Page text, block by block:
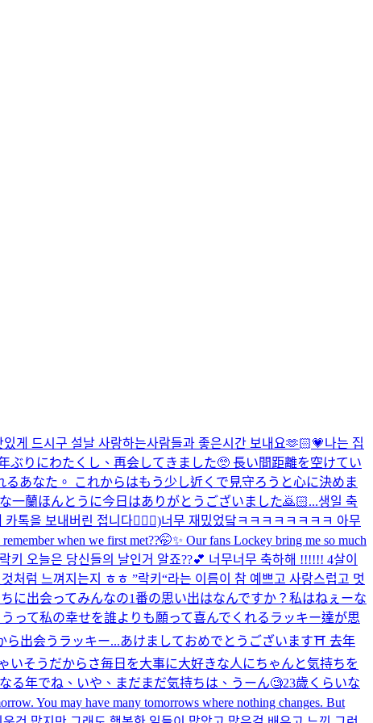
게 드시구 설날 사랑하는사람들과 좋은시간 보내요🫶🏻💗나는 집
ぶりにわたくし、再会してきました🥺 長い間距離を空けてい
あなた。 これからはもう少し近くで見守ろうと心に決めま
一蘭ほんとうに今日はありがとうございました🙇🏻...생일 축
톡을 보내버린 접니다🙇🏻‍♀️)너무 재밌었닼ㅋㅋㅋㅋㅋㅋㅋㅋ 아무
when we first met??🤭✨ Our fans Lockey bring me so much
락키 오늘은 당신들의 날인거 알죠??💕 너무너무 축하해 !!!!!! 4살이
처럼 느껴지는지 ㅎㅎ ”락키“라는 이름이 참 예쁘고 사랑스럽고 멋
に出会ってみんなの1番の思い出はなんですか？私はねぇーな
って私の幸せを誰よりも願って喜んでくれるラッキー達が思
ら出会うラッキー...あけましておめでとうございます⛩ 去年
そうだからさ毎日を大事に大好きな人にちゃんと気持ちを
る年でね、いや、まだまだ気持ちは、うーん🧐23歳くらいな
You may have many tomorrows where nothing changes. But